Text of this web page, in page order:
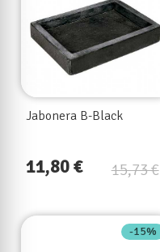
Jabonera B-Black
15,73 €
11,80 €
-15%